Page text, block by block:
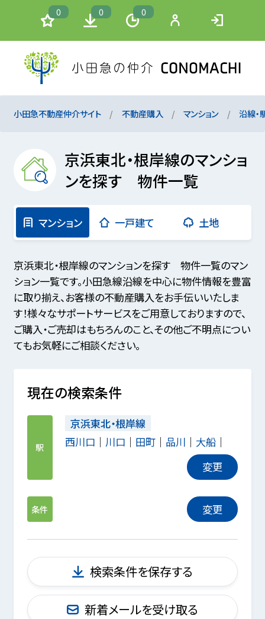
0 0 0
小田急不動産仲介サイト 不動産購入 マンション 沿線・
京浜東北・根岸線のマンショ
ンを探す 物件一覧
マンション 一戸建て 土地
京浜東北・根岸線のマンションを探す 物件一覧のマン
ション一覧です。小田急線沿線を中心に物件情報を豊富
に取り揃え、お客様の不動産購入をお手伝いいたしま
す！様々なサポートサービスをご用意しておりますので、
ご購入・ご売却はもちろんのこと、その他ご不明点につい
てもお気軽にご相談ください。
現在の検索条件
駅
京浜東北・根岸線
西川口
川口 田町 品川
大船
変更
条件 変更
検索条件を保存する
新着メールを受け取る